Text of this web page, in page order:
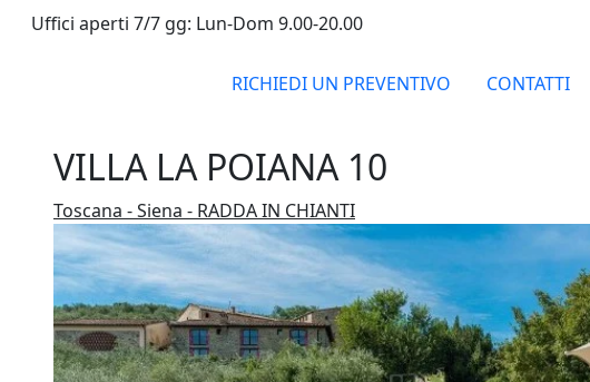
Uffici aperti 7/7 gg: Lun-Dom 9.00-20.00
RICHIEDI UN PREVENTIVO CONTATTI
VILLA LA POIANA 10
Toscana - Siena - RADDA IN CHIANTI